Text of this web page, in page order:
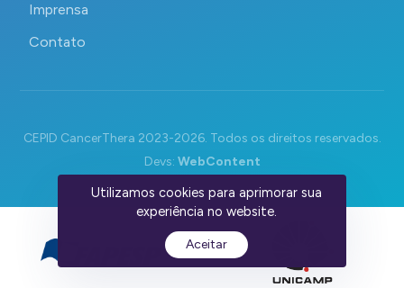
Imprensa
Contato
CEPID CancerThera 2023-2026. Todos os direitos reservados.
Devs: WebContent
Utilizamos cookies para aprimorar sua
experiência no website.
Aceitar